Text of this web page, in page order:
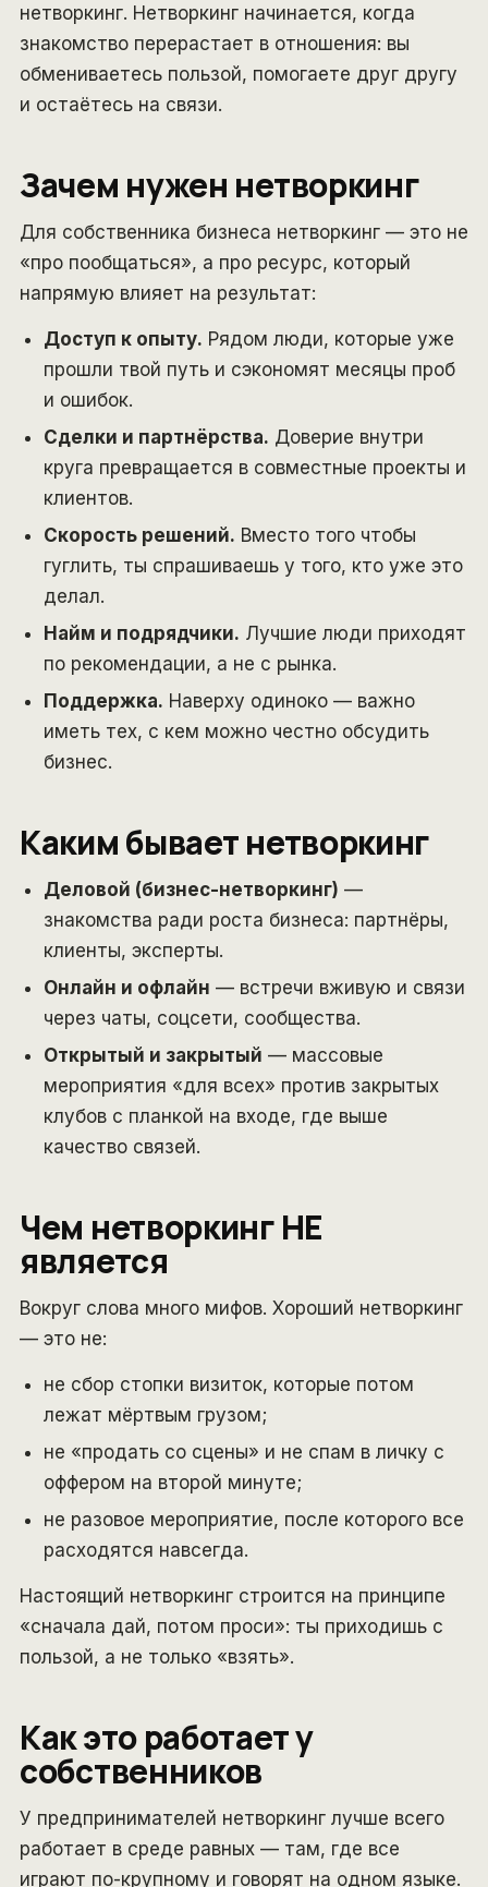
нетворкинг. Нетворкинг начинается, когда
знакомство перерастает в отношения: вы
обмениваетесь пользой, помогаете друг другу
и остаётесь на связи.
Зачем нужен нетворкинг
Для собственника бизнеса нетворкинг — это не
«про пообщаться», а про ресурс, который
напрямую влияет на результат:
Доступ к опыту. Рядом люди, которые уже
прошли твой путь и сэкономят месяцы проб
и ошибок.
Сделки и партнёрства. Доверие внутри
круга превращается в совместные проекты и
клиентов.
Скорость решений. Вместо того чтобы
гуглить, ты спрашиваешь у того, кто уже это
делал.
Найм и подрядчики. Лучшие люди приходят
по рекомендации, а не с рынка.
Поддержка. Наверху одиноко — важно
иметь тех, с кем можно честно обсудить
бизнес.
Каким бывает нетворкинг
Деловой (бизнес-нетворкинг) —
знакомства ради роста бизнеса: партнёры,
клиенты, эксперты.
Онлайн и офлайн — встречи вживую и связи
через чаты, соцсети, сообщества.
Открытый и закрытый — массовые
мероприятия «для всех» против закрытых
клубов с планкой на входе, где выше
качество связей.
Чем нетворкинг НЕ
является
Вокруг слова много мифов. Хороший нетворкинг
— это не:
не сбор стопки визиток, которые потом
лежат мёртвым грузом;
не «продать со сцены» и не спам в личку с
оффером на второй минуте;
не разовое мероприятие, после которого все
расходятся навсегда.
Настоящий нетворкинг строится на принципе
«сначала дай, потом проси»: ты приходишь с
пользой, а не только «взять».
Как это работает у
собственников
У предпринимателей нетворкинг лучше всего
работает в среде равных — там, где все
играют по-крупному и говорят на одном языке.